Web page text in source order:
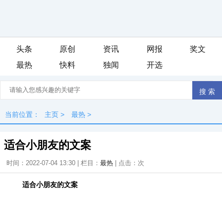
头条 原创 资讯 网报
奖文
最热
快料 独闻 开选
当前位置： 主页 > 最热 >
适合小朋友的文案
时间：2022-07-04 13:30 | 栏目： 最热 | 点击： 次
适合小朋友的文案